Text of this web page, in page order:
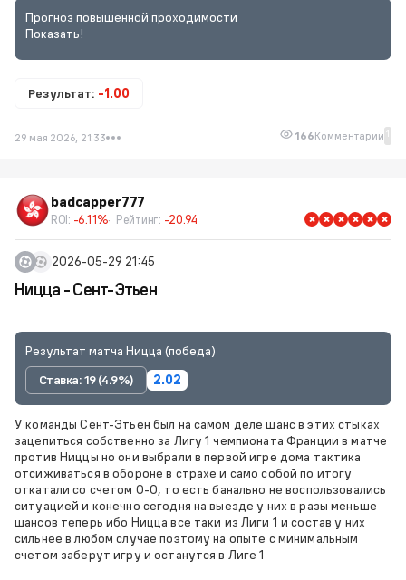
Прогноз повышенной проходимости
Показать!
Результат: -1.00
29 мая 2026, 21:33 166Комментарии 1
badcapper777
ROI: -6.11% Рейтинг: -20.94
2026-05-29 21:45
Ницца - Сент-Этьен
Результат матча Ницца (победа)
Ставка: 19 (4.9%)
2.02
У команды Сент-Этьен был на самом деле шанс в этих стыках
зацепиться собственно за Лигу 1 чемпионата Франции в матче
против Ниццы но они выбрали в первой игре дома тактика
отсиживаться в обороне в страхе и само собой по итогу
откатали со счетом 0-0, то есть банально не воспользовались
ситуацией и конечно сегодня на выезде у них в разы меньше
шансов теперь ибо Ницца все таки из Лиги 1 и состав у них
сильнее в любом случае поэтому на опыте с минимальным
счетом заберут игру и останутся в Лиге 1